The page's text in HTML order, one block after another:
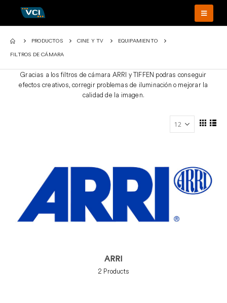
PRODUCTOS CINE Y TV EQUIPAMIENTO
FILTROS DE CÁMARA
Gracias a los filtros de cámara ARRI y TIFFEN podras conseguir
efectos creativos, corregir problemas de iluminación o mejorar la
calidad de la imagen.
ARRI
2 Products